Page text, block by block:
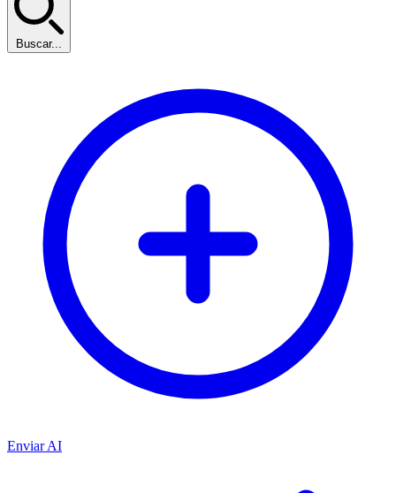
Buscar...
Enviar AI